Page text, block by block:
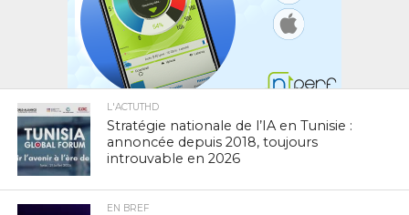
L'ACTUTHD
Stratégie nationale de l’IA en Tunisie :
annoncée depuis 2018, toujours
introuvable en 2026
EN BREF